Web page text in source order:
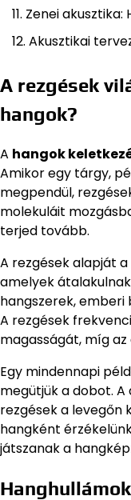
Zenei
Akusztikai
A rezgések
hangok?
A hangok
Amikor egy tárgy,
megpendül,
molekuláit
terjed tovább.
A rezgések alapját a
amelyek
hangszerek, emberi
A rezgések
magasságát, míg
Egy mindennapi
megütjük a dobot. A
rezgések a levegőn
hangként
játszanak a